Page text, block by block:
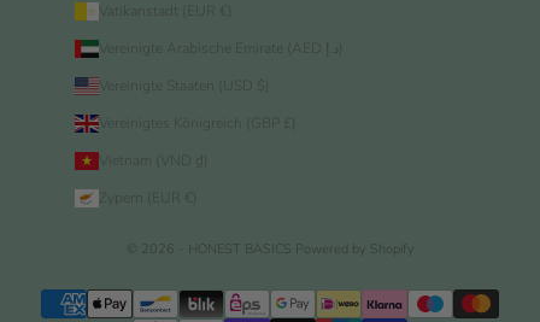
Vatikanstadt (EUR €)
Vereinigte Staaten (USD $)
Vereinigtes Königreich (GBP £)
Vietnam (VND ₫)
Zypern (EUR €)
© 2026 - HONEST BASICS Powered by Shopify